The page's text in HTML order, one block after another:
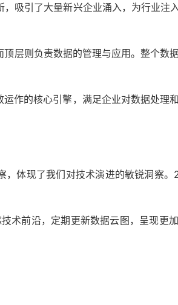
吸引了大量新兴企业涌入，为行业注
层则负责数据的管理与应用。整个数
作的核心引擎，满足企业对数据处理
体现了我们对技术演进的敏锐洞察
术前沿，定期更新数据云图，呈现更